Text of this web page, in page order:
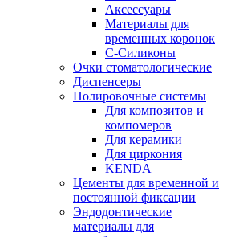
Аксессуары
Материалы для
временных коронок
С-Силиконы
Очки стоматологические
Диспенсеры
Полировочные системы
Для композитов и
компомеров
Для керамики
Для циркония
KENDA
Цементы для временной и
постоянной фиксации
Эндодонтические
материалы для